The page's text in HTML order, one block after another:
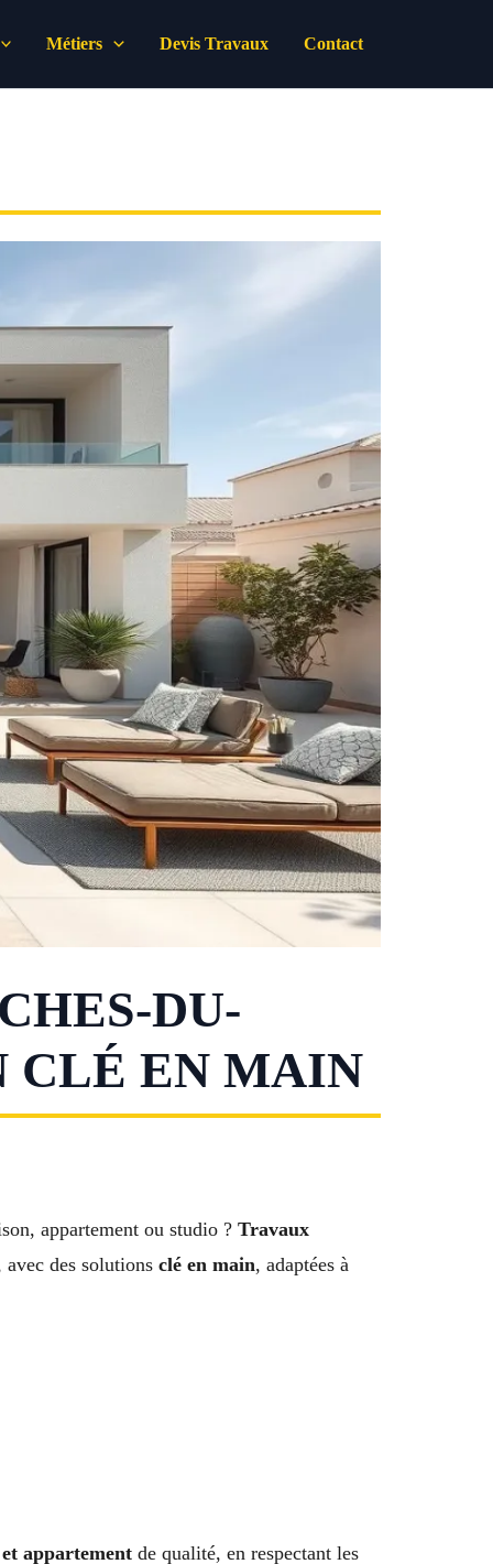
Métiers Devis Travaux Contact
DU-
CLÉ EN MAIN
appartement ou studio ? Travaux
avec des solutions clé en main, adaptées à
appartement de qualité, en respectant les